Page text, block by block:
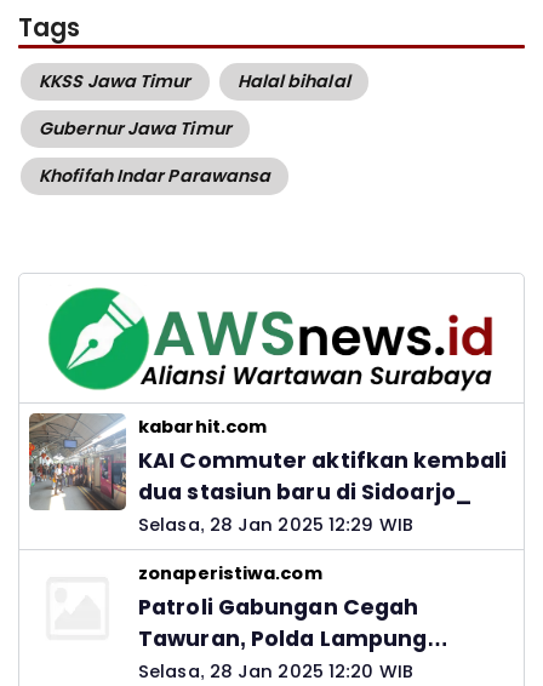
Tags
KKSS Jawa Timur
Halal bihalal
Gubernur Jawa Timur
Khofifah Indar Parawansa
kabarhit.com
KAI Commuter aktifkan kembali
dua stasiun baru di Sidoarjo_
Selasa, 28 Jan 2025 12:29 WIB
zonaperistiwa.com
Patroli Gabungan Cegah
Tawuran, Polda Lampung
Ingatkan Peran Orang Tua
Selasa, 28 Jan 2025 12:20 WIB